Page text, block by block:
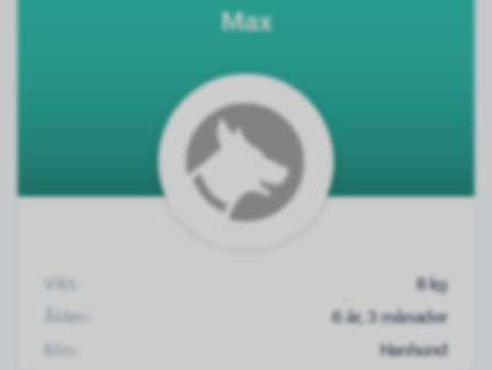
Max
Vikt:
8 kg
Ålder:
6 år, 3 månader
Kön:
Hanhund